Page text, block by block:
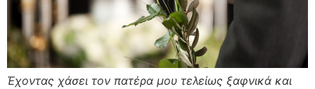
Έχοντας χάσει τον πατέρα μου τελείως ξαφνικά και